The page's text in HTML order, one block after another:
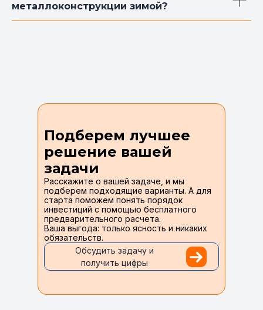
металлоконструкции зимой?
Подберем лучшее
решение вашей
задачи
Расскажите о вашей задаче, и мы
подберем подходящие варианты. А для
старта поможем понять порядок
инвестиций с помощью бесплатного
предварительного расчета.
Ваша выгода: только ясность и никаких
обязательств.
Обсудить задачу и
получить цифры